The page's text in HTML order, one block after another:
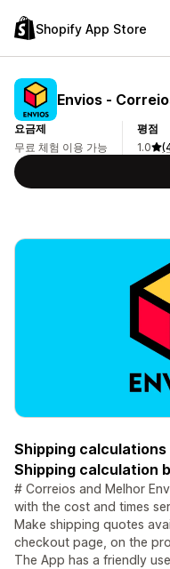
Shopify App Store
Envios ‑
요금제
무료 체험 이용 가능
평점
1.0
Shipping calculations
Shipping calculation
# Correios and Melhor
with the cost and times
Make shipping quotes
checkout page, on the
The App has a friendly